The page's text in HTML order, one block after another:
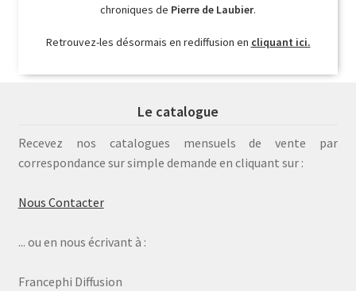
chroniques de Pierre de Laubier.
Retrouvez-les désormais en rediffusion en cliquant ici.
Le catalogue
Recevez nos catalogues mensuels de vente par
correspondance sur simple demande en cliquant sur :
Nous Contacter
... ou en nous écrivant à :
Francephi Diffusion